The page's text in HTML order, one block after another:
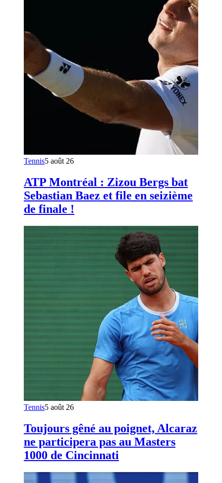
Tennis5 août 26
ATP Montréal : Zizou Bergs bat
Sebastian Baez et file en seizième
de finale !
Tennis5 août 26
Toujours gêné au poignet, Alcaraz
ne participera pas au Masters
1000 de Cincinnati